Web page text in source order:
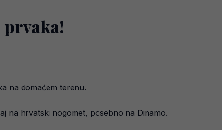
na domaćem terenu.
na hrvatski nogomet, posebno na Dinamo.